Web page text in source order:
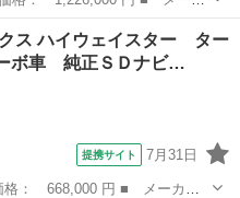
レード名： ハイウェイス
囲カメラ ＥＴＣ ドラレ
ス ハイウェイスター ター
車 純正ＳＤナビ…
提携サイト 7月31日